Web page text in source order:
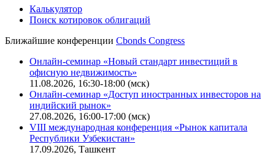
Калькулятор
Поиск котировок облигаций
Ближайшие конференции Cbonds Congress
Онлайн-семинар «Новый стандарт инвестиций в
офисную недвижимость»
11.08.2026, 16:30-18:00 (мск)
Онлайн-семинар «Доступ иностранных инвесторов на
индийский рынок»
27.08.2026, 16:00-17:00 (мск)
VIII международная конференция «Рынок капитала
Республики Узбекистан»
17.09.2026, Ташкент